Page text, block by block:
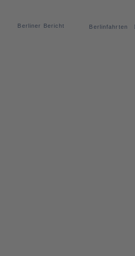
Berliner Bericht Berlinfahrten